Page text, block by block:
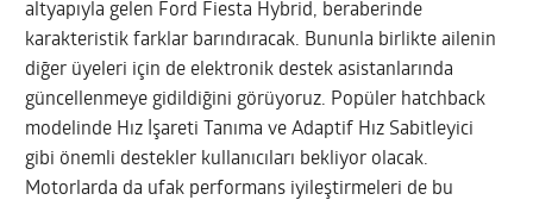
altyapıyla gelen Ford Fiesta Hybrid, beraberinde
karakteristik farklar barındıracak. Bununla birlikte ailenin
diğer üyeleri için de elektronik destek asistanlarında
güncellenmeye gidildiğini görüyoruz. Popüler hatchback
modelinde Hız İşareti Tanıma ve Adaptif Hız Sabitleyici
gibi önemli destekler kullanıcıları bekliyor olacak.
Motorlarda da ufak performans iyileştirmeleri de bu